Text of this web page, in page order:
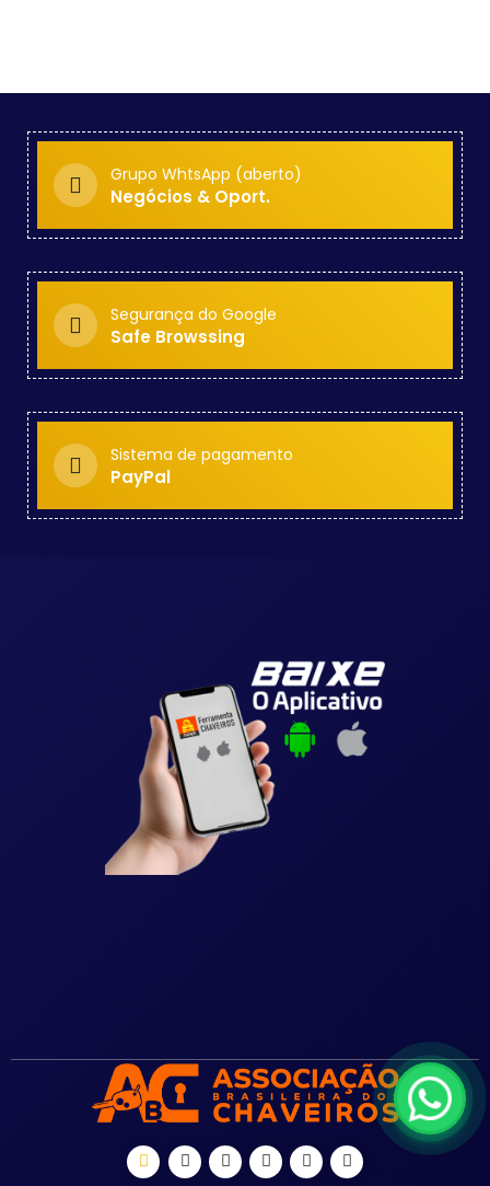
Grupo WhtsApp (aberto)
Negócios & Oport.
Segurança do Google
Safe Browssing
Sistema de pagamento
PayPal